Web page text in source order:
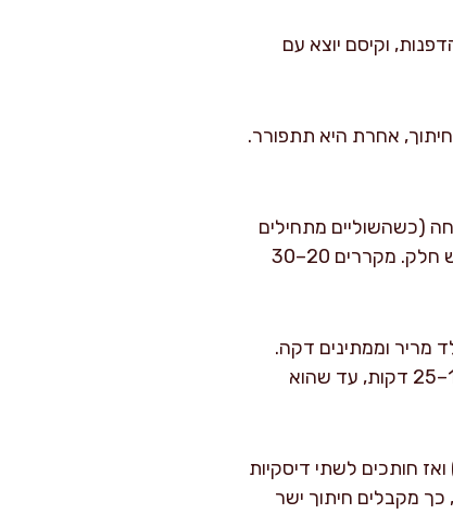
מעט מהדפנות, וקיסם יוצא עם
חיתוך, אחרת היא תתפורר.
שמנת מתוקה עד סף רתיחה (כשהשוליים מתחילים
לבעבע). שופכים על 150 גרם שוקולד מריר בקערה, ממתינים דקה, ואז מערבבים עד שנוצר גנאש חלק. מקררים 20–30
שמנת מתוקה עד סף רתיחה, שופכים על 200 גרם שוקולד מריר וממתינים דקה.
מערבבים עד חלק. מוסיפים 20 גרם חמאה אם רוצים ברק וחיתוך “משיי”. נותנים לגנאש לעמוד 15–25 דקות, עד שהוא
חותכים לשתי דיסקיות
כך מקבלים חיתוך ישר